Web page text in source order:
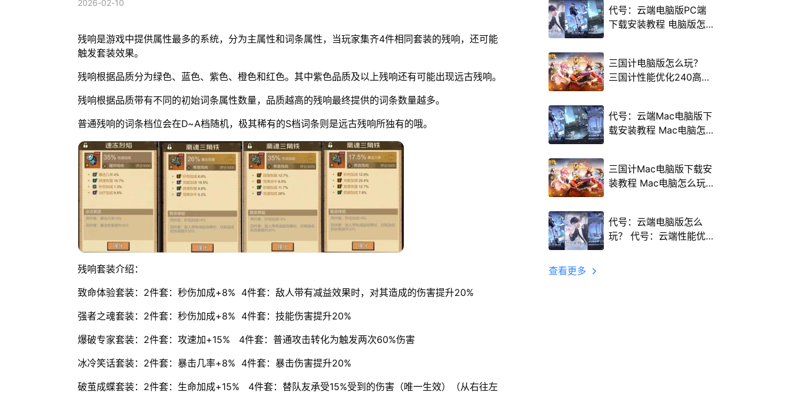
2026-02-10
残响是游戏中提供属性最多的系统，分为主属性和词条属性，当玩家集齐4件相同套装的残响，还可能
触发套装效果。
残响根据品质分为绿色、蓝色、紫色、橙色和红色。其中紫色品质及以上残响还有可能出现远古残响。
残响根据品质带有不同的初始词条属性数量，品质越高的残响最终提供的词条数量越多。
普通残响的词条档位会在D~A档随机，极其稀有的S档词条则是远古残响所独有的哦。
残响套装介绍：
致命体验套装：2件套：秒伤加成+8% 4件套：敌人带有减益效果时，对其造成的伤害提升20%
强者之魂套装：2件套：秒伤加成+8% 4件套：技能伤害提升20%
爆破专家套装：2件套：攻速加+15% 4件套：普通攻击转化为触发两次60%伤害
冰冷笑话套装：2件套：暴击几率+8% 4件套：暴击伤害提升20%
破茧成蝶套装：2件套：生命加成+15% 4件套：替队友承受15%受到的伤害（唯一生效）（从右往左
代号：云端电脑版PC端
下载安装教程 电脑版怎
三国计电脑版怎么玩？
三国计性能优化240高帧
代号：云端Mac电脑版下
载安装教程 Mac电脑怎
三国计Mac电脑版下载安
装教程 Mac电脑怎么玩
代号：云端电脑版怎么
玩？ 代号：云端性能优
查看更多